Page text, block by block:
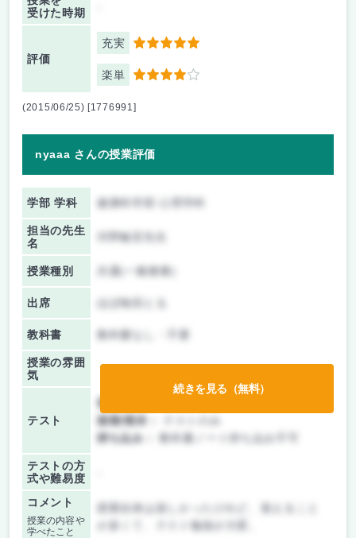
受けた時期
評価
充実 5
楽単 4
(2015/06/25) [1776991]
nyaaa さんの授業評価
学部 学科 健康科学部 心理学科
担当の先生
名
河野敏宏先生
授業種別 共通(一般教養)
出席 ほぼ毎回とる
教科書 教科書なし・不要
授業の雰囲
気
テスト
前期/中間：
後期/期末：
持ち込み：
教科書ノート持ち込み不可
テストの方
式や難易度
コメント
授業の内容や
学べたこと
が多くて、テスト勉強が大変。
続きを見る（無料）